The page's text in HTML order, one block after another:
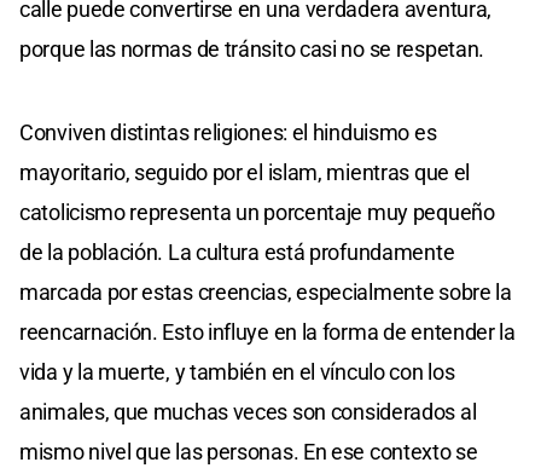
calle puede convertirse en una verdadera aventura,
porque las normas de tránsito casi no se respetan.
Conviven distintas religiones: el hinduismo es
mayoritario, seguido por el islam, mientras que el
catolicismo representa un porcentaje muy pequeño
de la población. La cultura está profundamente
marcada por estas creencias, especialmente sobre la
reencarnación. Esto influye en la forma de entender la
vida y la muerte, y también en el vínculo con los
animales, que muchas veces son considerados al
mismo nivel que las personas. En ese contexto se